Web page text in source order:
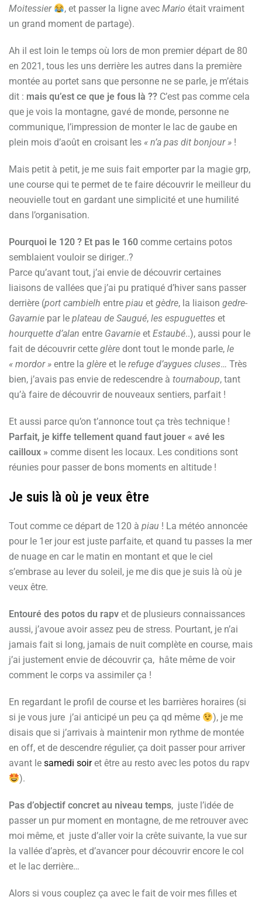
Moitessier
, et passer la ligne avecMario était vraiment
un grand moment de partage).
Ah il est loin le temps où lors de mon premier départ de 80
en 2021, tous les uns derrière les autres dans la première
montée au portet sans que personne ne se parle, je m’étais
dit : mais qu’est ce que je fous là ?? C’est pas comme cela
que je vois la montagne, gavé de monde, personne ne
communique, l’impression de monter le lac de gaube en
plein mois d’août en croisant les « n’a pas dit bonjour » !
Mais petit à petit, je me suis fait emporter par la magie grp,
une course qui te permet de te faire découvrir le meilleur du
neouvielle tout en gardant une simplicité et une humilité
dans l’organisation.
Pourquoi le 120 ? Et pas le 160 comme certains potos
semblaient vouloir se diriger..?
Parce qu’avant tout, j’ai envie de découvrir certaines
liaisons de vallées que j’ai pu pratiqué d’hiver sans passer
derrière (port cambielh entre piau et gèdre, la liaison gedre-
Gavarnie par le plateau de Saugué, les espuguettes et
hourquette d’alan entre Gavarnie et Estaubé..), aussi pour le
fait de découvrir cette glère dont tout le monde parle, le
« mordor » entre la glère et le refuge d’aygues cluses… Très
bien, j’avais pas envie de redescendre à tournaboup, tant
qu’à faire de découvrir de nouveaux sentiers, parfait !
Et aussi parce qu’on t’annonce tout ça très technique !
Parfait, je kiffe tellement quand faut jouer « avé les
cailloux » comme disent les locaux. Les conditions sont
réunies pour passer de bons moments en altitude !
Je suis là où je veux être
Tout comme ce départ de 120 à piau ! La météo annoncée
pour le 1er jour est juste parfaite, et quand tu passes la mer
de nuage en car le matin en montant et que le ciel
s’embrase au lever du soleil, je me dis que je suis là où je
veux être.
Entouré des potos du rapv et de plusieurs connaissances
aussi, j’avoue avoir assez peu de stress. Pourtant, je n’ai
jamais fait si long, jamais de nuit complète en course, mais
j’ai justement envie de découvrir ça, hâte même de voir
comment le corps va assimiler ça !
En regardant le profil de course et les barrières horaires (si
si je vous jure j’ai anticipé un peu ça qd même
), je me
disais que si j’arrivais à maintenir mon rythme de montée
en off, et de descendre régulier, ça doit passer pour arriver
avant le samedi soiret être au resto avec les potos du rapv
).
Pas d’objectif concret au niveau temps, juste l’idée de
passer un pur moment en montagne, de me retrouver avec
moi même, et juste d’aller voir la crête suivante, la vue sur
la vallée d’après, et d’avancer pour découvrir encore le col
et le lac derrière…
Alors si vous couplez ça avec le fait de voir mes filles et